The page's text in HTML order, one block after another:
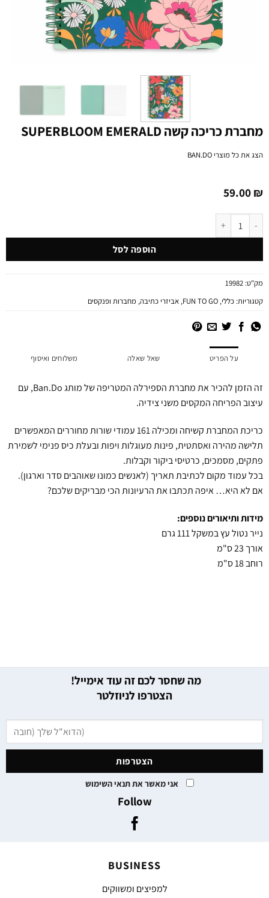
מחברת כריכה קשה SUPERBLOOM EMERALD
הצג את כל מוצריBAN.DO
59.00₪
כמות של מחברת כריכה קשה SUPERBLOOM EMERALD
הוספה לסל
מק"ט:19982
קטגוריות:כללי,
FUN TO GO
,אביזרי כתיבה,מחברות ופנקסים
על הפריט שאל שאלה משלוחים ואיסוף
זה הזמן להכיר את מחברת הספירלה המטריפה של מותג Ban.Do, עם
עיצוב הפריחה המקסים משני צידיה.
כריכת המחברת קשיחה ומכילה 161 עמודי שורות מחוררים המאפשרים
תלישה מהירה ואסתטית, פינות מעוגלות ויפות ובעלת כיס פנימי לשמירת
פתקים, מסמכים, כרטיסי ביקור וקבלות.
בכל עמוד מקום לכתיבת תאריך (לאנשים כמונו שאוהבים סדר וארגון).
אם לא היא… איפה תכתבו את הרעיונות הכי מבריקים שלכם?
מידות ותיאורים נוספים:
נייר נטול עץ במשקל 111 גרם
אורך 23 ס"מ
רוחב 18 ס"מ
מה שחסר לכם זה עוד אימייל!
הצטרפו לניוזלטר
אני מאשר את תנאי השימוש
Follow
BUSINESS
למפיצים ומשווקים